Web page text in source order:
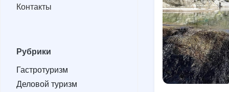
Гастротуризм
Деловой туризм
Идеи для путешествий
Контакты
Рубрики
Гастротуризм
Деловой туризм